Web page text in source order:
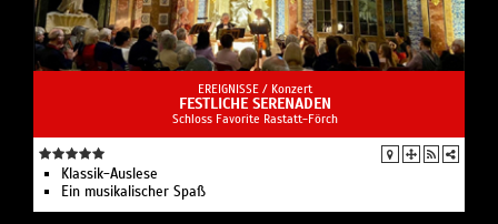
EREIGNISSE / Konzert
FESTLICHE SERENADEN
Schloss Favorite Rastatt-Förch
Klassik-Auslese
Ein musikalischer Spaß